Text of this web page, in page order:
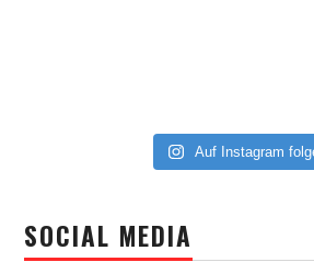
Auf Instagram
SOCIAL MEDIA